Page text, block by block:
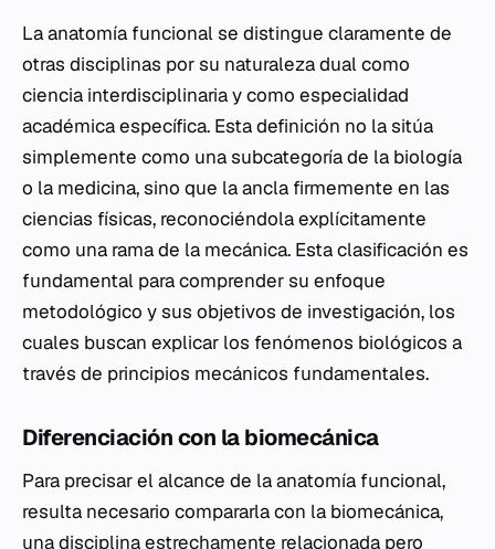
La anatomía funcional se distingue claramente de
otras disciplinas por su naturaleza dual como
ciencia interdisciplinaria y como especialidad
académica específica. Esta definición no la sitúa
simplemente como una subcategoría de la biología
o la medicina, sino que la ancla firmemente en las
ciencias físicas, reconociéndola explícitamente
como una rama de la mecánica. Esta clasificación es
fundamental para comprender su enfoque
metodológico y sus objetivos de investigación, los
cuales buscan explicar los fenómenos biológicos a
través de principios mecánicos fundamentales.
Diferenciación con la biomecánica
Para precisar el alcance de la anatomía funcional,
resulta necesario compararla con la biomecánica,
una disciplina estrechamente relacionada pero